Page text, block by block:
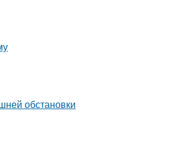
обстановки